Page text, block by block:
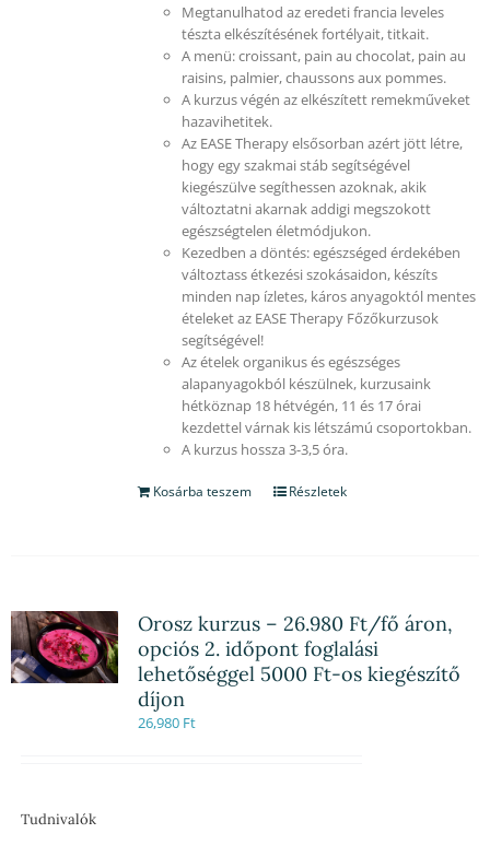
Megtanulhatod az eredeti francia leveles
tészta elkészítésének fortélyait, titkait.
A menü: croissant, pain au chocolat, pain au
raisins, palmier, chaussons aux pommes.
A kurzus végén az elkészített remekműveket
hazavihetitek.
Az EASE Therapy elsősorban azért jött létre,
hogy egy szakmai stáb segítségével
kiegészülve segíthessen azoknak, akik
változtatni akarnak addigi megszokott
egészségtelen életmódjukon.
Kezedben a döntés: egészséged érdekében
változtass étkezési szokásaidon, készíts
minden nap ízletes, káros anyagoktól mentes
ételeket az EASE Therapy Főzőkurzusok
segítségével!
Az ételek organikus és egészséges
alapanyagokból készülnek, kurzusaink
hétköznap 18 hétvégén, 11 és 17 órai
kezdettel várnak kis létszámú csoportokban.
A kurzus hossza 3-3,5 óra.
Kosárba teszem Részletek
Orosz kurzus – 26.980 Ft/fő áron,
opciós 2. időpont foglalási
lehetőséggel 5000 Ft-os kiegészítő
díjon
26,980 Ft
Tudnivalók